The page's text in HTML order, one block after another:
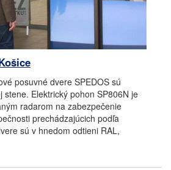
posuvné dvere SPEDOS sú
stene. Elektrický pohon SP806N je
radarom na zabezpečenie
prechádzajúcich podľa
sú v hnedom odtieni RAL,